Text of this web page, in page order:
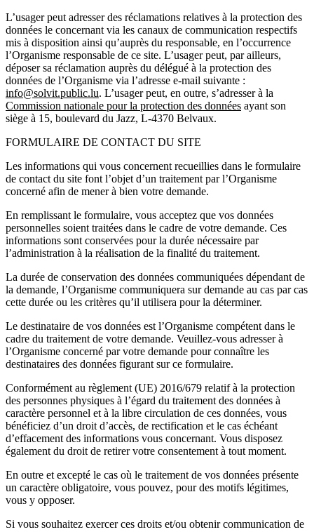
L’usager peut adresser des réclamations relatives à la protection des
données le concernant via les canaux de communication respectifs
mis à disposition ainsi qu’auprès du responsable, en l’occurrence
l’Organisme responsable de ce site. L’usager peut, par ailleurs,
déposer sa réclamation auprès du délégué à la protection des
données de l’Organisme via l’adresse e-mail suivante :
info@solvit.public.lu. L’usager peut, en outre, s’adresser à la
Commission nationale pour la protection des données ayant son
siège à 15, boulevard du Jazz, L-4370 Belvaux.
FORMULAIRE DE CONTACT DU SITE
Les informations qui vous concernent recueillies dans le formulaire
de contact du site font l’objet d’un traitement par l’Organisme
concerné afin de mener à bien votre demande.
En remplissant le formulaire, vous acceptez que vos données
personnelles soient traitées dans le cadre de votre demande. Ces
informations sont conservées pour la durée nécessaire par
l’administration à la réalisation de la finalité du traitement.
La durée de conservation des données communiquées dépendant de
la demande, l’Organisme communiquera sur demande au cas par cas
cette durée ou les critères qu’il utilisera pour la déterminer.
Le destinataire de vos données est l’Organisme compétent dans le
cadre du traitement de votre demande. Veuillez-vous adresser à
l’Organisme concerné par votre demande pour connaître les
destinataires des données figurant sur ce formulaire.
Conformément au règlement (UE) 2016/679 relatif à la protection
des personnes physiques à l’égard du traitement des données à
caractère personnel et à la libre circulation de ces données, vous
bénéficiez d’un droit d’accès, de rectification et le cas échéant
d’effacement des informations vous concernant. Vous disposez
également du droit de retirer votre consentement à tout moment.
En outre et excepté le cas où le traitement de vos données présente
un caractère obligatoire, vous pouvez, pour des motifs légitimes,
vous y opposer.
Si vous souhaitez exercer ces droits et/ou obtenir communication de